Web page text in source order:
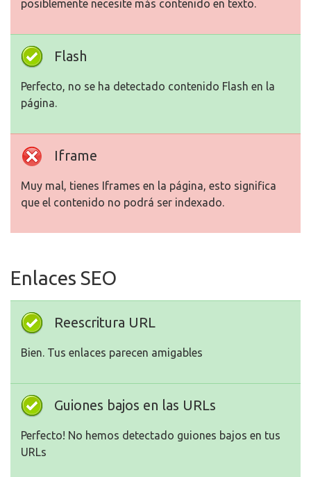
posiblemente necesite más contenido en texto.
Flash
Perfecto, no se ha detectado contenido Flash en la
página.
Iframe
Muy mal, tienes Iframes en la página, esto significa
que el contenido no podrá ser indexado.
Enlaces SEO
Reescritura URL
Bien. Tus enlaces parecen amigables
Guiones bajos en las URLs
Perfecto! No hemos detectado guiones bajos en tus
URLs